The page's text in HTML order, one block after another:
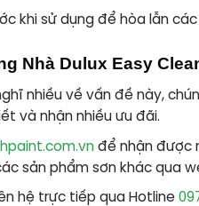
khi sử dụng để hòa lẫn
Nhà Dulux Easy
nhiều về vấn đề này,
và nhận nhiều ưu đãi.
để nhận được
sản phẩm sơn khác qua
hệ trực tiếp qua Hotline